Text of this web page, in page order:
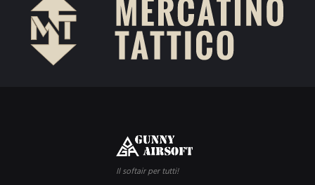
Il softair per tutti!